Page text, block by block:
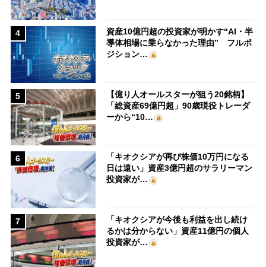
4
資産10億円超の投資家が明かす“AI・半
導体相場に乗らなかった理由” フルポ
ジション…
5
【億り人オールスターが狙う20銘柄】
「総資産69億円超」90歳現役トレーダ
ーから“10…
6
「キオクシアが再び株価10万円になる
日は遠い」資産3億円超のサラリーマン
投資家が…
7
「キオクシアが今後も利益を出し続け
るかは分からない」資産11億円の個人
投資家が…